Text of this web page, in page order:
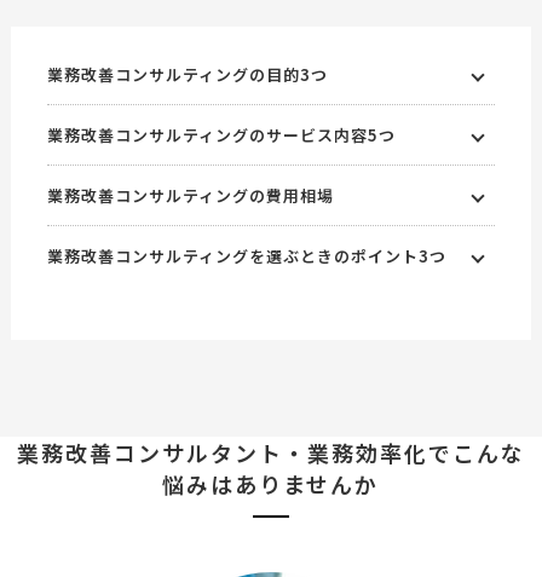
業務改善コンサルティングの目的3つ
業務改善コンサルティングのサービス内容5つ
業務改善コンサルティングの費用相場
業務改善コンサルティングを選ぶときのポイント3つ
業務改善コンサルタント・業務効率化で こんな
悩みはありませんか